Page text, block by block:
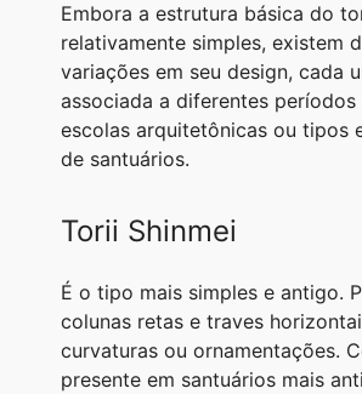
Embora a estrutura básica do
relativamente simples, existem
variações em seu design, cada
associada a diferentes períodos
escolas arquitetônicas ou tipos
de santuários.
Torii Shinmei
É o tipo mais simples e antigo.
colunas retas e traves
curvaturas ou ornamentações.
presente em santuários mais